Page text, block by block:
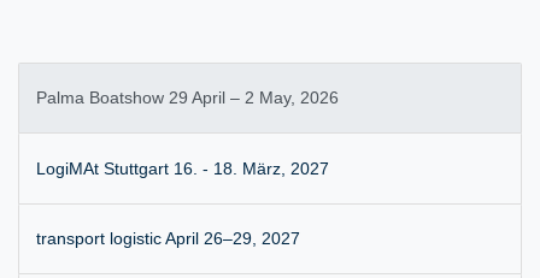
Palma Boatshow 29 April – 2 May, 2026
LogiMAt Stuttgart 16. - 18. März, 2027
transport logistic April 26–29, 2027